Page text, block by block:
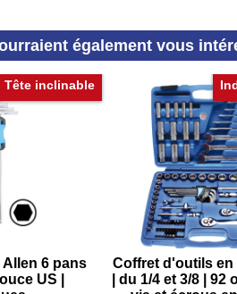
également vous
Tête inclinable
Allen 6 pans
US |
Coffret d'outils en
| du 1/4 et 3/8 |